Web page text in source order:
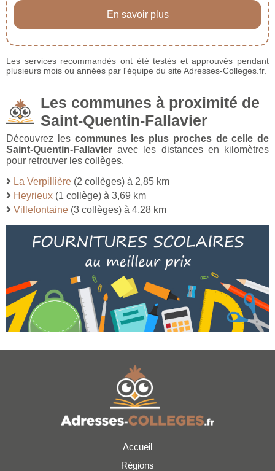
En savoir plus
Les services recommandés ont été testés et approuvés pendant
plusieurs mois ou années par l'équipe du site Adresses-Colleges.fr.
Les communes à proximité de
Saint-Quentin-Fallavier
Découvrez les communes les plus proches de celle de
Saint-Quentin-Fallavier avec les distances en kilomètres
pour retrouver les collèges.
La Verpillière (2 collèges) à 2,85 km
Heyrieux (1 collège) à 3,69 km
Villefontaine (3 collèges) à 4,28 km
Accueil
Régions